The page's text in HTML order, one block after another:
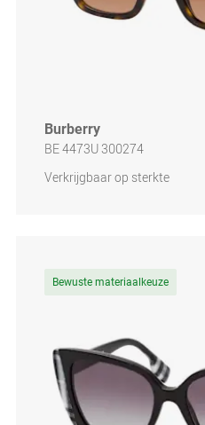
Burberry
BE 4473U 300274
Verkrijgbaar op sterkte
Bewuste materiaalkeuze